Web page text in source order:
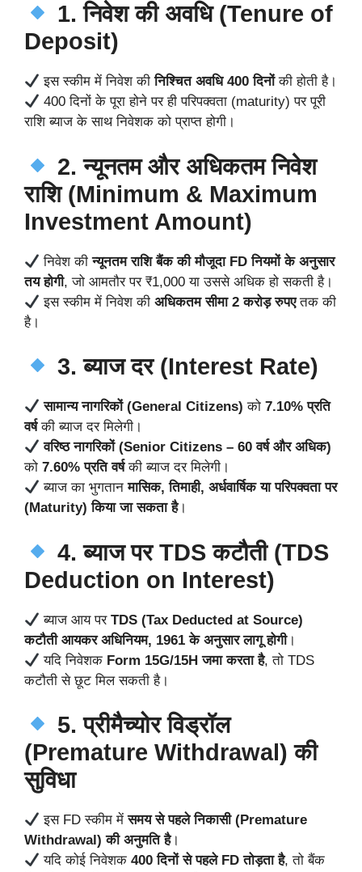
1. निवेश की अवधि (Tenure of
Deposit)
इस स्कीम में निवेश कीनिश्चित अवधि 400 दिनोंकी होती है।
400 दिनों के पूरा होने पर ही परिपक्वता (maturity) पर पूरी
राशि ब्याज के साथ निवेशक को प्राप्त होगी।
2. न्यूनतम और अधिकतम निवेश
राशि (Minimum & Maximum
Investment Amount)
निवेश कीन्यूनतम राशि बैंक की मौजूदा FD नियमों के अनुसार
तय होगी, जो आमतौर पर ₹1,000 या उससे अधिक हो सकती है।
इस स्कीम में निवेश कीअधिकतम सीमा 2 करोड़ रुपएतक की
है।
3. ब्याज दर (Interest Rate)
सामान्य नागरिकों (General Citizens) को7.10% प्रति
वर्षकी ब्याज दर मिलेगी।
वरिष्ठ नागरिकों (Senior Citizens – 60 वर्ष और अधिक)
को 7.60% प्रति वर्षकी ब्याज दर मिलेगी।
ब्याज का भुगतानमासिक, तिमाही, अर्धवार्षिक या परिपक्वता पर
(Maturity) किया जा सकता है।
4. ब्याज पर TDS कटौती (TDS
Deduction on Interest)
ब्याज आय परTDS (Tax Deducted at Source)
कटौती आयकर अधिनियम, 1961 के अनुसार लागू होगी।
यदि निवेशक Form 15G/15H जमा करता है, तो TDS
कटौती से छूट मिल सकती है।
5. प्रीमैच्योर विड्रॉल
(Premature Withdrawal) की
सुविधा
इस FD स्कीम मेंसमय से पहले निकासी (Premature
Withdrawal) की अनुमति है।
यदि कोई निवेशक400 दिनों से पहले FD तोड़ता है, तो बैंक